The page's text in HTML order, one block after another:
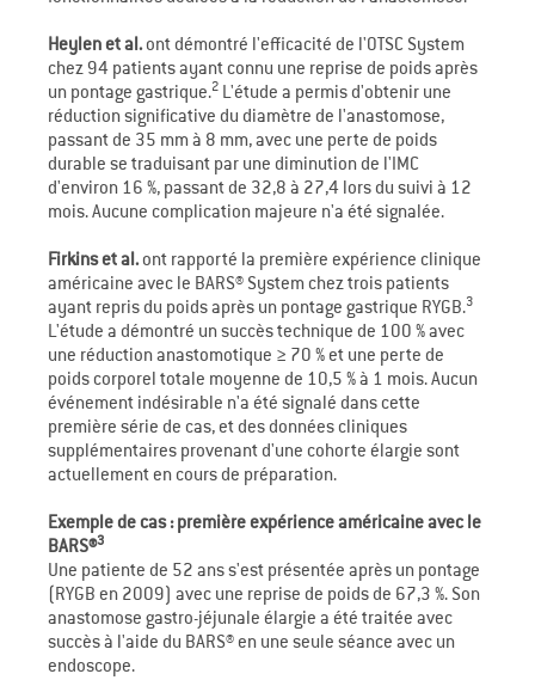
Heylen et al.ont démontré l'efficacité de l'OTSC System
chez 94 patients ayant connu une reprise de poids après
un pontage gastrique.2 L'étude a permis d'obtenir une
réduction significative du diamètre de l'anastomose,
passant de 35 mm à 8 mm, avec une perte de poids
durable se traduisant par une diminution de l'IMC
d'environ 16 %, passant de 32,8 à 27,4 lors du suivi à 12
mois. Aucune complication majeure n'a été signalée.
Firkins et al.ont rapporté la première expérience clinique
américaine avec le BARS® System chez trois patients
ayant repris du poids après un pontage gastrique RYGB.3
L'étude a démontré un succès technique de 100 % avec
une réduction anastomotique ≥ 70 % et une perte de
poids corporel totale moyenne de 10,5 % à 1 mois. Aucun
événement indésirable n'a été signalé dans cette
première série de cas, et des données cliniques
supplémentaires provenant d'une cohorte élargie sont
actuellement en cours de préparation.
Exemple de cas : première expérience américaine avec le
BARS®3
Une patiente de 52 ans s'est présentée après un pontage
(RYGB en 2009) avec une reprise de poids de 67,3 %. Son
anastomose gastro-jéjunale élargie a été traitée avec
succès à l'aide du BARS® en une seule séance avec un
endoscope.